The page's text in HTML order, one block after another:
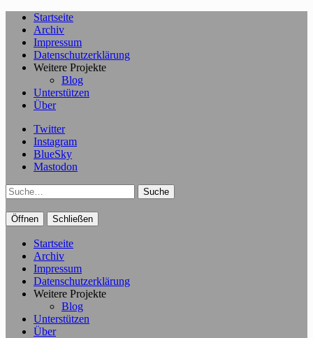
Startseite
Archiv
Impressum
Datenschutzerklärung
Weitere Projekte
Blog
Unterstützen
Über
Twitter
Instagram
BlueSky
Mastodon
Suche
Öffnen Schließen
Startseite
Archiv
Impressum
Datenschutzerklärung
Weitere Projekte
Blog
Unterstützen
Über